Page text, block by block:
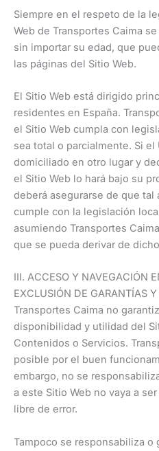
Siempre en el respeto de la
Web de Transportes Caima
sin importar su edad, que
las páginas del Sitio Web.
El Sitio Web está dirigido
residentes en España.
el Sitio Web cumpla con
sea total o parcialmente. Si
domiciliado en otro lugar y
el Sitio Web lo hará bajo su
deberá asegurarse de que tal
cumple con la legislación
asumiendo Transportes
que se pueda derivar de
III. ACCESO Y NAVEGACIÓN
EXCLUSIÓN DE GARANTÍAS
Transportes Caima no
disponibilidad y utilidad del
Contenidos o Servicios.
posible por el buen
embargo, no se
a este Sitio Web no vaya a
libre de error.
Tampoco se responsabiliza